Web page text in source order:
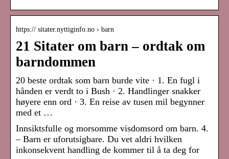
https:// sitater.nyttiginfo.no › barn
21 Sitater om barn – ordtak om
barndommen
20 beste ordtak som barn burde vite · 1. En fugl i
hånden er verdt to i Bush · 2. Handlinger snakker
høyere enn ord · 3. En reise av tusen mil begynner
med et …
Innsiktsfulle og morsomme visdomsord om barn. 4.
– Barn er uforutsigbare. Du vet aldri hvilken
inkonsekvent handling de kommer til å ta deg for